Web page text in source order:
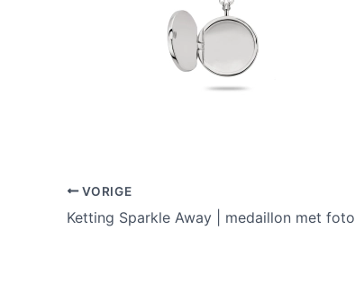
VORIGE
Ketting Sparkle Away | medaillon met foto